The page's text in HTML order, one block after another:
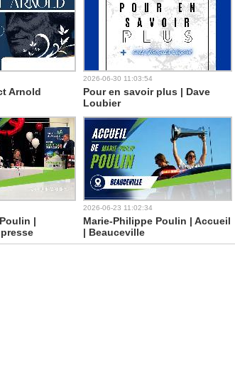
Arnold
2026-06-30 11:03:54
Pour en savoir plus | Dave
Loubier
|
2026-06-23 11:02:34
Marie-Philippe Poulin | Accueil
| Beauceville